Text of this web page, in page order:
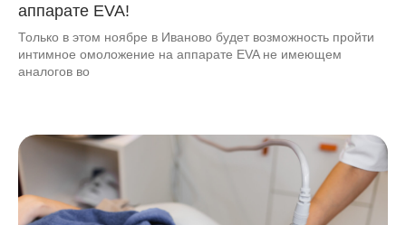
аппарате EVA!
Только в этом ноябре в Иваново будет возможность пройти
интимное омоложение на аппарате EVA не имеющем
аналогов во